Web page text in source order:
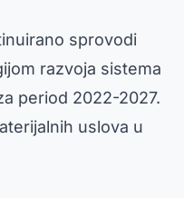
sprovodi
razvoja sistema
period 2022-2027.
uslova u